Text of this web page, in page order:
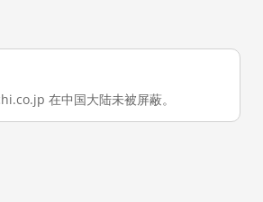
在中国大陆未被屏蔽。